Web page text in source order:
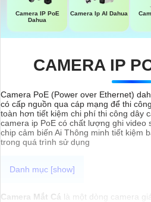
Camera IP PoE
Dahua
Camera Ip AI Dahua
CAMERA IP
Camera PoE (Power over Ethernet)
có cấp nguồn qua cáp mạng để thi
toàn hơn tiết kiệm chi phí thi công dây
camera ip PoE có chất lượng ghi video
chip cảm biến Ai Thông minh tiết kiệm
trong quá trình sử dụng
Camera Mắt Cá là một dòng camera